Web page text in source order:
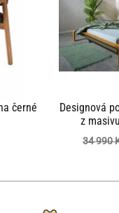
černé
Designová
z
34 990